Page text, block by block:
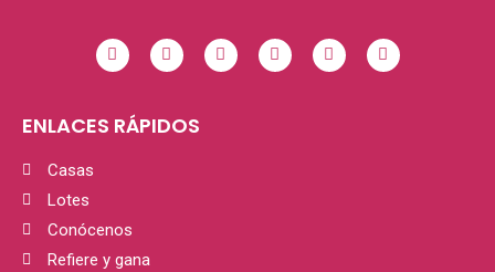
ENLACES RÁPIDOS
Casas
Lotes
Conócenos
Refiere y gana